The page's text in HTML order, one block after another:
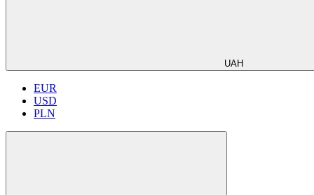
UAH
EUR
USD
PLN